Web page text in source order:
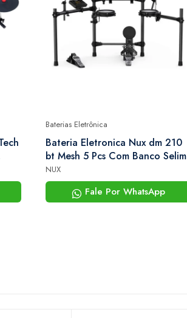
Baterias Eletrônica
Bateria Eletronica Nux dm 210
bt Mesh 5 Pcs Com Banco Selim
NUX
Fale Por WhatsApp